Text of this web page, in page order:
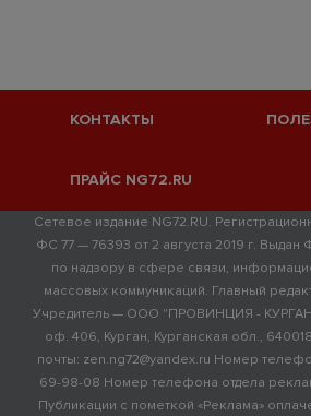
КОНТАКТЫ
ПРАЙС NG72.RU
Сетевое издание NG72.RU.
ФС 77 — 76393 от 2 августа 2019 г.
по надзору в сфере связи,
массовых коммуникаций. Главный
Учредитель — ООО "ПРОВИНЦИЯ - КУРГАН"
оф. 406, Курган, Курганская обл.,
почты: zen.ng72@yandex.ru Номер
69-98-08 Номер телефона отдела
Публикации с пометкой «Реклама»